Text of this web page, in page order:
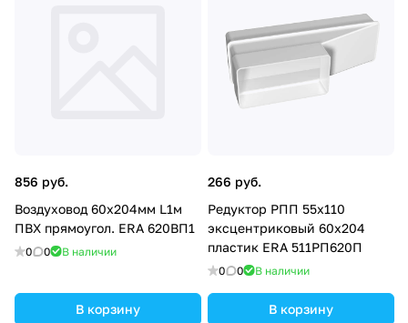
856 руб.
Воздуховод 60х204мм L1м
ПВХ прямоугол. ERA 620ВП1
0 0 В наличии
В корзину
266 руб.
Редуктор РПП 55х110
эксцентриковый 60х204
пластик ERA 511РП620П
0 0 В наличии
В корзину